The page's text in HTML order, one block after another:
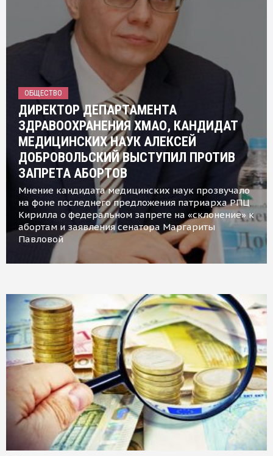
ОБЩЕСТВО
ДИРЕКТОР ДЕПАРТАМЕНТА
ЗДРАВООХРАНЕНИЯ ХМАО, КАНДИДАТ
МЕДИЦИНСКИХ НАУК АЛЕКСЕЙ
ДОБРОВОЛЬСКИЙ ВЫСТУПИЛ ПРОТИВ
ЗАПРЕТА АБОРТОВ
Мнение кандидата медицинских наук прозвучало
на фоне последнего предложения патриарха РПЦ
Кирилла о федеральном запрете на «склонение» к
абортам и заявления сенатора Маргариты
Павловой